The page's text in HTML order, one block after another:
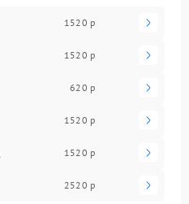
1520 р
1520 р
620 р
1520 р
1520 р
2520 р